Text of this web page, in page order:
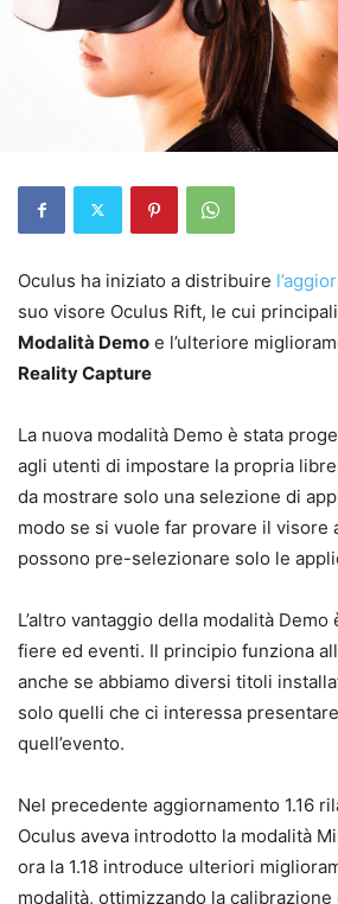
Oculus ha iniziato a distribuire
suo visore Oculus Rift, le cui
Modalità Demo e l’ulteriore
Reality Capture
La nuova modalità Demo è stata
agli utenti di impostare la propria
da mostrare solo una selezione di
modo se si vuole far provare il visore
possono pre-selezionare solo le
L’altro vantaggio della modalità
fiere ed eventi. Il principio funziona
anche se abbiamo diversi titoli
solo quelli che ci interessa
quell’evento.
Nel precedente aggiornamento 1.16
Oculus aveva introdotto la modalità
ora la 1.18 introduce ulteriori
modalità, ottimizzando la